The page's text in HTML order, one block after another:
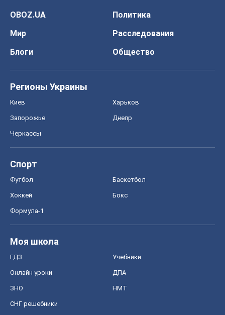
OBOZ.UA
Политика
Мир
Расследования
Блоги
Общество
Регионы Украины
Киев Харьков
Запорожье Днепр
Черкассы
Спорт
Футбол Баскетбол
Хоккей Бокс
Формула-1
Моя школа
ГДЗ Учебники
Онлайн уроки ДПА
ЗНО НМТ
СНГ решебники